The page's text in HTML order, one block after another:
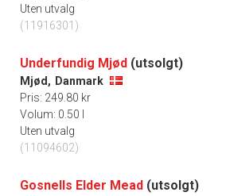
Uten utvalg
(11916301)
Underfundig Mjød (utsolgt)
Mjød, Danmark
Pris: 249.80 kr
Volum: 0.50 l
Uten utvalg
(11094602)
Gosnells Elder Mead (utsolgt)